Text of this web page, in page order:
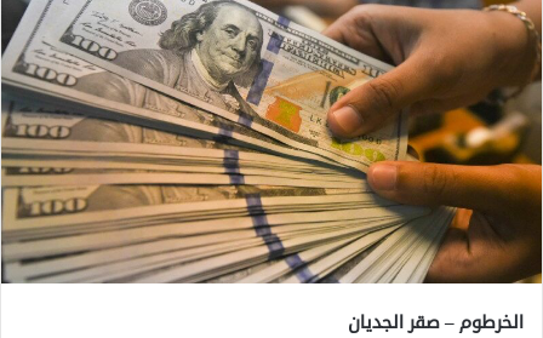
الخرطوم – صقر الجديان